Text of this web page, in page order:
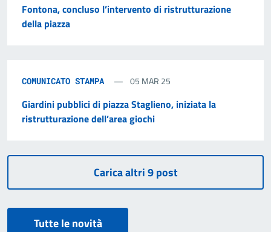
Fontona, concluso l’intervento di ristrutturazione
della piazza
COMUNICATO STAMPA 05 MAR 25
Giardini pubblici di piazza Staglieno, iniziata la
ristrutturazione dell’area giochi
Tutte le novità